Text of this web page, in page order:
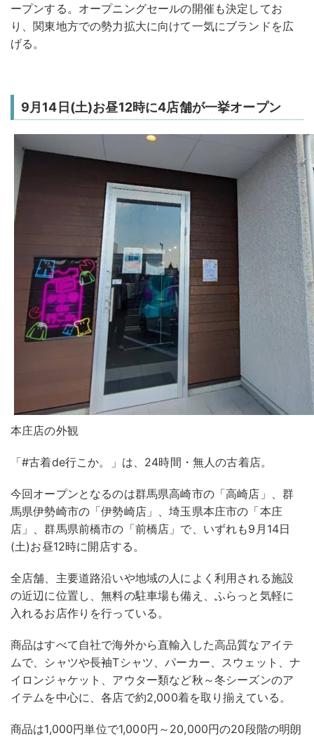
ープンする。オープニングセールの開催も決定してお
り、関東地方での勢力拡大に向けて一気にブランドを広
げる。
9月14日(土)お昼12時に4店舗が一挙オープン
本庄店の外観
「#古着de行こか。」は、24時間・無人の古着店。
今回オープンとなるのは群馬県高崎市の「高崎店」、群
馬県伊勢崎市の「伊勢崎店」、埼玉県本庄市の「本庄
店」、群馬県前橋市の「前橋店」で、いずれも9月14日
(土)お昼12時に開店する。
全店舗、主要道路沿いや地域の人によく利用される施設
の近辺に位置し、無料の駐車場も備え、ふらっと気軽に
入れるお店作りを行っている。
商品はすべて自社で海外から直輸入した高品質なアイテ
ムで、シャツや長袖Tシャツ、パーカー、スウェット、ナ
イロンジャケット、アウター類など秋～冬シーズンのア
イテムを中心に、各店で約2,000着を取り揃えている。
商品は1,000円単位で1,000円～20,000円の20段階の明朗